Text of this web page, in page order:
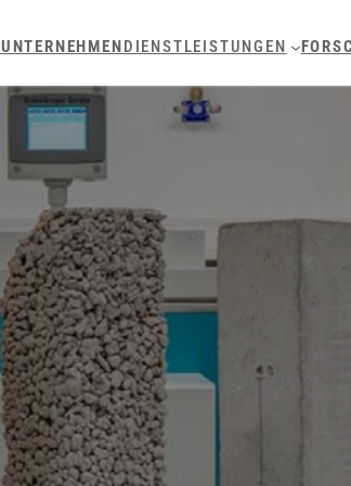
UNTERNEHMENDIENSTLEISTUNGEN